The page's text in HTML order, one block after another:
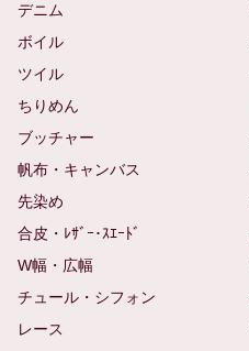
デニム
ボイル
ツイル
ちりめん
ブッチャー
帆布・キャンバス
先染め
合皮・ﾚｻﾞｰ･ｽｴｰﾄﾞ
W幅・広幅
チュール・シフォン
レース